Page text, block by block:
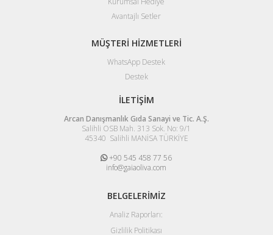
Avantajlı Setler
MÜŞTERİ HİZMETLERİ
WhatsApp Destek
Destek
İLETİŞİM
Arcan Danışmanlık Gıda Sanayi ve Tic. A.Ş.
Salihli OSB Mah. 313 Sok. No: 9/1
45340 Salihli MANİSA TÜRKİYE
+90 545 458 77 56
info@gaiaoliva.com
BELGELERİMİZ
Analiz Raporları:
Gizlilik Politikası